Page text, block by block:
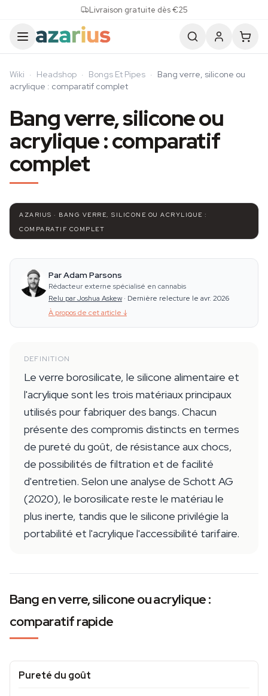
Livraison gratuite dès €25
Wiki · Headshop · Bongs Et Pipes · Bang verre, silicone ou
acrylique : comparatif complet
Bang verre, silicone ou
acrylique : comparatif
complet
AZARIUS · BANG VERRE, SILICONE OU ACRYLIQUE :
COMPARATIF COMPLET
Par Adam Parsons
Rédacteur externe spécialisé en cannabis
Relu par Joshua Askew · Dernière relecture le avr. 2026
À propos de cet article ↓
DEFINITION
Le verre borosilicate, le silicone alimentaire et
l'acrylique sont les trois matériaux principaux
utilisés pour fabriquer des bangs. Chacun
présente des compromis distincts en termes
de pureté du goût, de résistance aux chocs,
de possibilités de filtration et de facilité
d'entretien. Selon une analyse de Schott AG
(2020), le borosilicate reste le matériau le
plus inerte, tandis que le silicone privilégie la
portabilité et l'acrylique l'accessibilité tarifaire.
Bang en verre, silicone ou acrylique :
comparatif rapide
Pureté du goût